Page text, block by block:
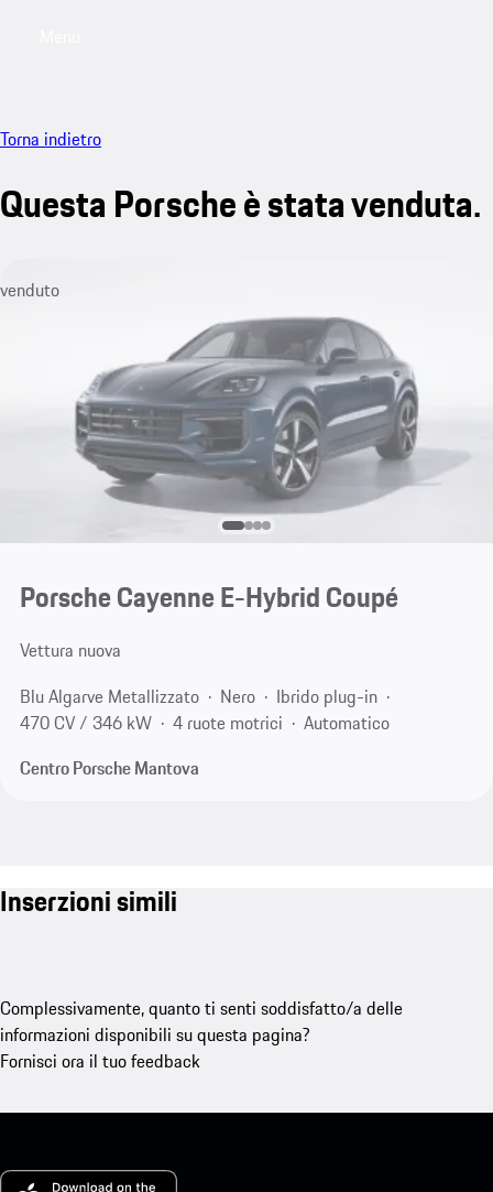
Torna indietro
Questa Porsche è stata venduta.
venduto
Porsche Cayenne E-Hybrid Coupé
Vettura nuova
Blu Algarve Metallizzato
Nero
Ibrido plug-in
470 CV / 346 kW
4 ruote motrici
Automatico
Centro Porsche Mantova
Inserzioni simili
Complessivamente, quanto ti senti soddisfatto/a delle
informazioni disponibili su questa pagina?
Fornisci ora il tuo feedback